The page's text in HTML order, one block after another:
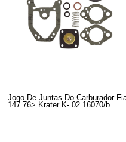
Jogo De Juntas Do Carburador
147 76> Krater K- 02.16070/b